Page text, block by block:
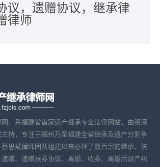
议，遗赠协议，继承律
律师
，系福建省首家遗产继承专业法律网站，由资深
持，专注于福州乃至福建全省继承及遗产分割争
思斌律师团队组建以来办理了数百宗的继承、法
赠、遗赠扶养协议、离婚、收养、离婚后财产纠